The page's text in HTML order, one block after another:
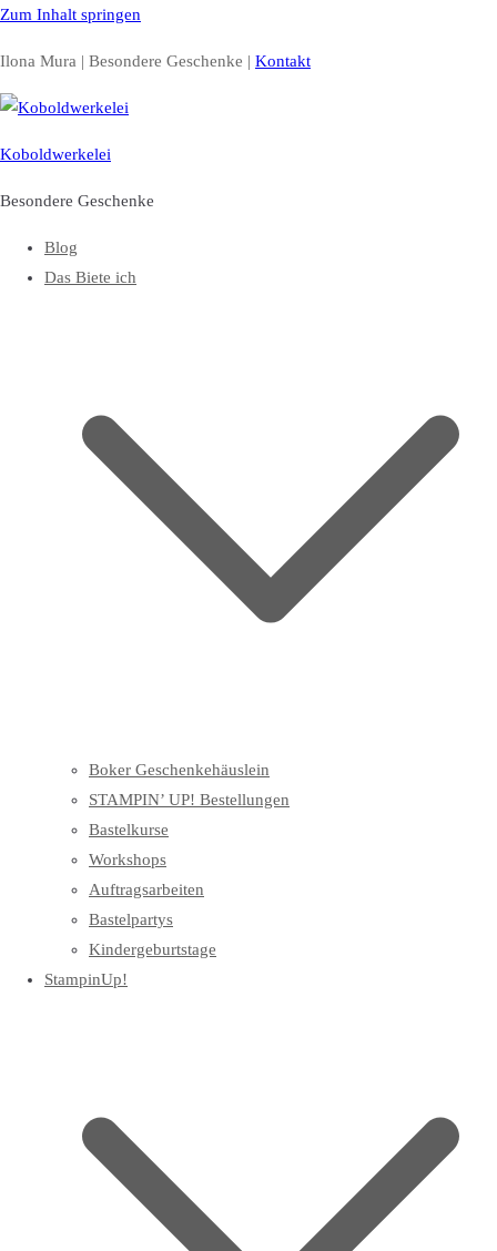
Zum Inhalt springen
Ilona Mura | Besondere Geschenke | Kontakt
Koboldwerkelei
Besondere Geschenke
Blog
Das Biete ich
Boker Geschenkehäuslein
STAMPIN’ UP! Bestellungen
Bastelkurse
Workshops
Auftragsarbeiten
Bastelpartys
Kindergeburtstage
StampinUp!